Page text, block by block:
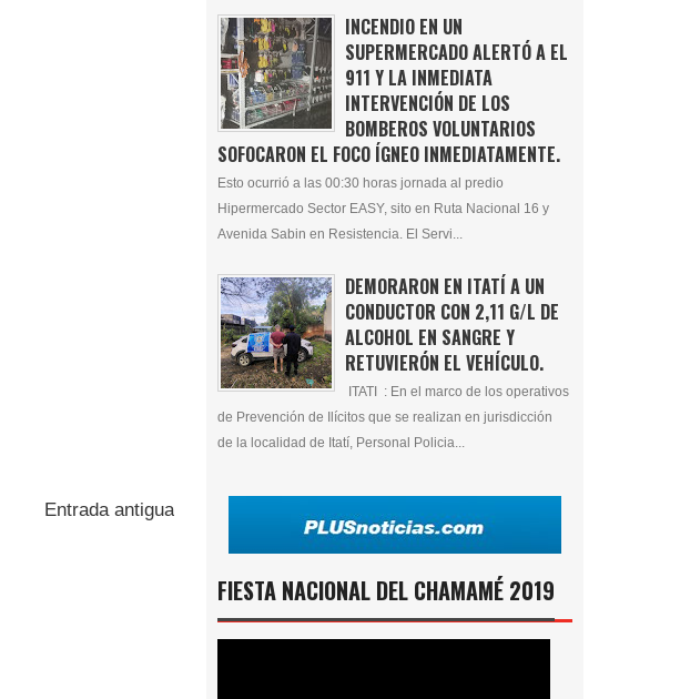
Entrada antigua
INCENDIO EN UN
SUPERMERCADO ALERTÓ A EL
911 Y LA INMEDIATA
INTERVENCIÓN DE LOS
BOMBEROS VOLUNTARIOS
SOFOCARON EL FOCO ÍGNEO INMEDIATAMENTE.
Esto ocurrió a las 00:30 horas jornada al predio
Hipermercado Sector EASY, sito en Ruta Nacional 16 y
Avenida Sabin en Resistencia. El Servi...
DEMORARON EN ITATÍ A UN
CONDUCTOR CON 2,11 G/L DE
ALCOHOL EN SANGRE Y
RETUVIERÓN EL VEHÍCULO.
ITATI : En el marco de los operativos
de Prevención de Ilícitos que se realizan en jurisdicción
de la localidad de Itatí, Personal Policia...
FIESTA NACIONAL DEL CHAMAMÉ 2019